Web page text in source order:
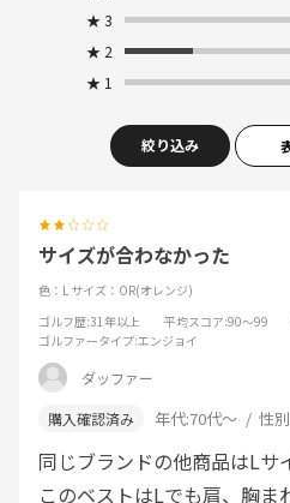
★ 3
★ 2
★ 1
絞り込み
サイズが合わなかった
色：L サイズ：OR(オレンジ)
ゴルフ歴:31年以上 平均スコア:90～99
ゴルファータイプ:エンジョイ
ダッファー
年代:70代～ 性
同じブランドの他商品はLサ
このベストはLでも肩、胸ま